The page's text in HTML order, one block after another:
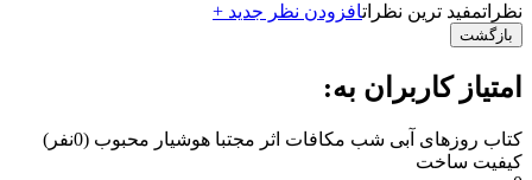
نظراتمفید ترین نظراتافزودن نظر جدید +
بازگشت
امتیاز کاربران به:
کتاب روزهای آبی شب مکافات اثر مجتبا هوشیار محبوب (0نفر)
کیفیت ساخت